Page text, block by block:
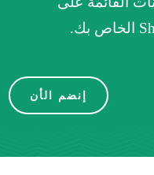
إنضم الأن